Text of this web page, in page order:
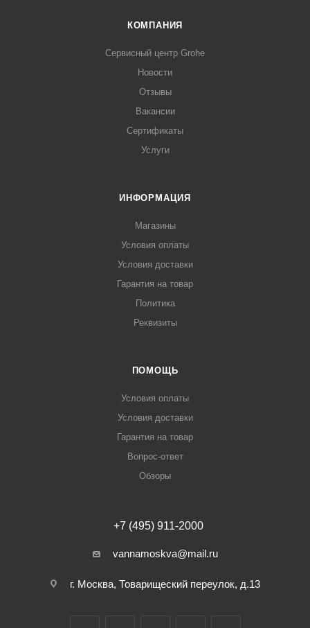
КОМПАНИЯ
Сервисный центр Grohe
Новости
Отзывы
Вакансии
Сертификаты
Услуги
ИНФОРМАЦИЯ
Магазины
Условия оплаты
Условия доставки
Гарантия на товар
Политика
Реквизиты
ПОМОЩЬ
Условия оплаты
Условия доставки
Гарантия на товар
Вопрос-ответ
Обзоры
+7 (495) 911-2000
vannamoskva@mail.ru
г. Москва, Товарищеский переулок, д.13